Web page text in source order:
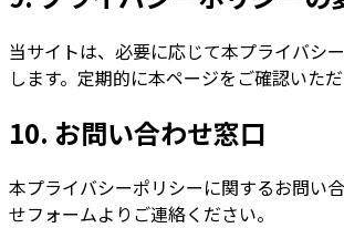
当サイトは、必要に応じて本プライバシ
します。定期的に本ページをご確認いた
10. お問い合わせ窓口
本プライバシーポリシーに関するお問
せフォームよりご連絡ください。